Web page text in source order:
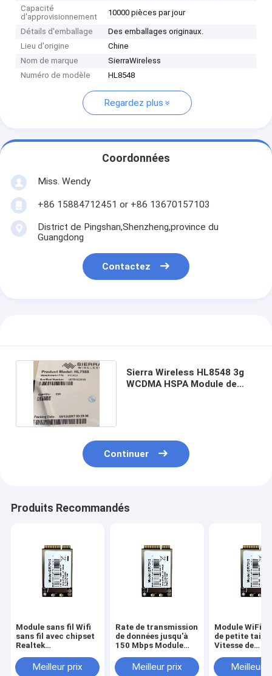
Capacité
d'approvisionnement
10000 pièces par jour
Détails d'emballage
Des emballages originaux.
Lieu d'origine
Chine
Nom de marque
SierraWireless
Numéro de modèle
HL8548
Regardez plus
Coordonnées
Miss. Wendy
+86 15884712451 or +86 13670157103
District de Pingshan,Shenzheng,province du
Guangdong
Contactez
Sierra Wireless HL8548 3g
WCDMA HSPA Module de
Continuer
Produits Recommandés
Module sans fil Wifi
sans fil avec chipset
Realtek
antenne PCB
intégrée
Meilleur prix
Rate de transmission
de données jusqu'à
150 Mbps Module
Voltage de
fonctionnement
Meilleur prix
Module WiFi
de petite taille
Vitesse de
Température
Meilleur